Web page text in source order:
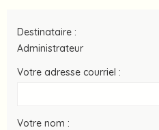
Destinataire :
Administrateur
Votre adresse courriel :
Votre nom :